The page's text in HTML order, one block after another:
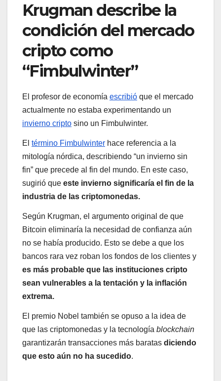
Krugman describe la
condición del mercado
cripto como
“Fimbulwinter”
El profesor de economía escribió que el mercado
actualmente no estaba experimentando un
invierno cripto sino un Fimbulwinter.
El término Fimbulwinter hace referencia a la
mitología nórdica, describiendo “un invierno sin
fin” que precede al fin del mundo. En este caso,
sugirió que este invierno significaría el fin de la
industria de las criptomonedas.
Según Krugman, el argumento original de que
Bitcoin eliminaría la necesidad de confianza aún
no se había producido. Esto se debe a que los
bancos rara vez roban los fondos de los clientes y
es más probable que las instituciones cripto
sean vulnerables a la tentación y la inflación
extrema.
El premio Nobel también se opuso a la idea de
que las criptomonedas y la tecnología blockchain
garantizarán transacciones más baratas diciendo
que esto aún no ha sucedido.